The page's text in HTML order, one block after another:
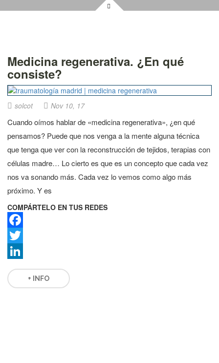
Medicina regenerativa. ¿En qué
consiste?
solcot Nov 10, 17
Cuando oímos hablar de «medicina regenerativa», ¿en qué
pensamos? Puede que nos venga a la mente alguna técnica
que tenga que ver con la reconstrucción de tejidos, terapias con
células madre… Lo cierto es que es un concepto que cada vez
nos va sonando más. Cada vez lo vemos como algo más
próximo. Y es
COMPÁRTELO EN TUS REDES
Facebook
Twitter
LinkedIn
+ INFO